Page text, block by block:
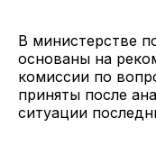
В министерстве
основаны на
комиссии по
приняты после
ситуации